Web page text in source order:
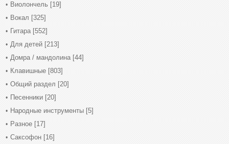
Виолончель [19]
Вокал [325]
Гитара [552]
Для детей [213]
Домра / мандолина [44]
Клавишные [803]
Общий раздел [20]
Песенники [20]
Народные инструменты [5]
Разное [17]
Саксофон [16]